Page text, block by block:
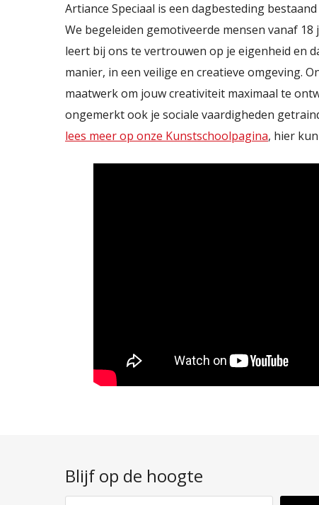
Artiance Speciaal is een dagbesteding
We begeleiden gemotiveerde mensen vanaf
leert bij ons te vertrouwen op je eigenheid en
manier, in een veilige en creatieve omgeving.
maatwerk om jouw creativiteit maximaal te
ongemerkt ook je sociale vaardigheden
lees meer op onze Kunstschoolpagina, hier
Blijf op de hoogte